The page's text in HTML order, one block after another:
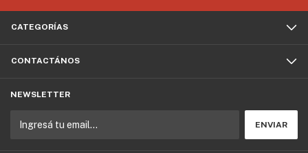
CATEGORÍAS
CONTACTÁNOS
NEWSLETTER